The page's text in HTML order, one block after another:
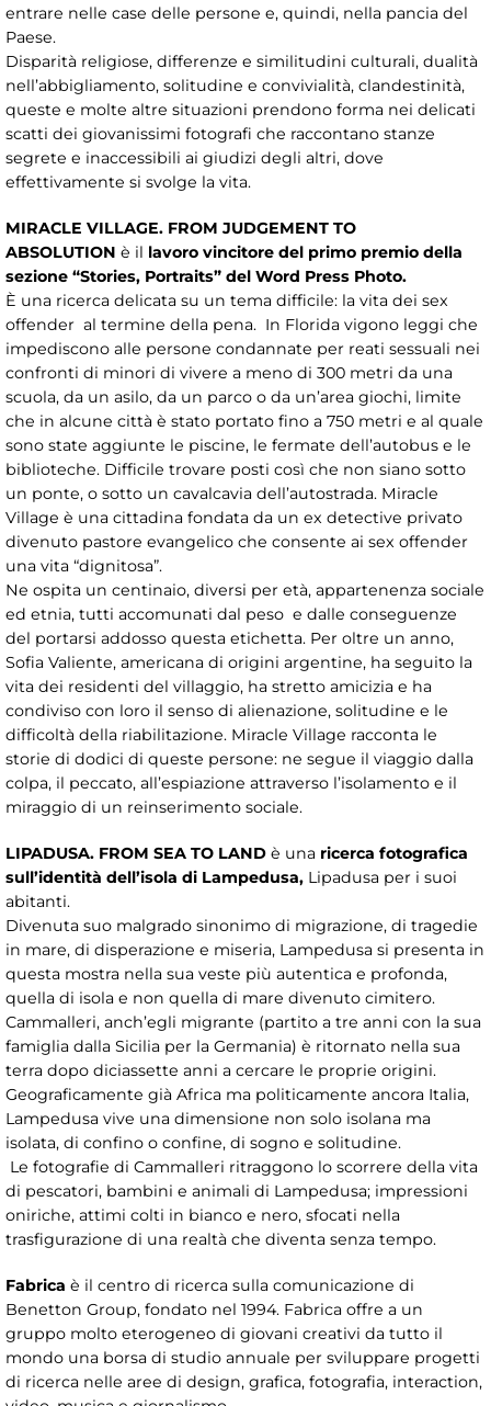
entrare nelle case delle persone e, quindi, nella pancia del
Paese.
Disparità religiose, differenze e similitudini culturali, dualità
nell’abbigliamento, solitudine e convivialità, clandestinità,
queste e molte altre situazioni prendono forma nei delicati
scatti dei giovanissimi fotografi che raccontano stanze
segrete e inaccessibili ai giudizi degli altri, dove
effettivamente si svolge la vita.
MIRACLE VILLAGE. FROM JUDGEMENT TO
ABSOLUTION è il lavoro vincitore del primo premio della
sezione “Stories, Portraits” del Word Press Photo.
È una ricerca delicata su un tema difficile: la vita dei sex
offender al termine della pena. In Florida vigono leggi che
impediscono alle persone condannate per reati sessuali nei
confronti di minori di vivere a meno di 300 metri da una
scuola, da un asilo, da un parco o da un’area giochi, limite
che in alcune città è stato portato fino a 750 metri e al quale
sono state aggiunte le piscine, le fermate dell’autobus e le
biblioteche. Difficile trovare posti così che non siano sotto
un ponte, o sotto un cavalcavia dell’autostrada. Miracle
Village è una cittadina fondata da un ex detective privato
divenuto pastore evangelico che consente ai sex offender
una vita “dignitosa”.
Ne ospita un centinaio, diversi per età, appartenenza sociale
ed etnia, tutti accomunati dal peso e dalle conseguenze
del portarsi addosso questa etichetta. Per oltre un anno,
Sofia Valiente, americana di origini argentine, ha seguito la
vita dei residenti del villaggio, ha stretto amicizia e ha
condiviso con loro il senso di alienazione, solitudine e le
difficoltà della riabilitazione. Miracle Village racconta le
storie di dodici di queste persone: ne segue il viaggio dalla
colpa, il peccato, all’espiazione attraverso l’isolamento e il
miraggio di un reinserimento sociale.
LIPADUSA. FROM SEA TO LAND è una ricerca fotografica
sull’identità dell’isola di Lampedusa, Lipadusa per i suoi
abitanti.
Divenuta suo malgrado sinonimo di migrazione, di tragedie
in mare, di disperazione e miseria, Lampedusa si presenta in
questa mostra nella sua veste più autentica e profonda,
quella di isola e non quella di mare divenuto cimitero.
Cammalleri, anch’egli migrante (partito a tre anni con la sua
famiglia dalla Sicilia per la Germania) è ritornato nella sua
terra dopo diciassette anni a cercare le proprie origini.
Geograficamente già Africa ma politicamente ancora Italia,
Lampedusa vive una dimensione non solo isolana ma
isolata, di confino o confine, di sogno e solitudine.
Le fotografie di Cammalleri ritraggono lo scorrere della vita
di pescatori, bambini e animali di Lampedusa; impressioni
oniriche, attimi colti in bianco e nero, sfocati nella
trasfigurazione di una realtà che diventa senza tempo.
Fabrica è il centro di ricerca sulla comunicazione di
Benetton Group, fondato nel 1994. Fabrica offre a un
gruppo molto eterogeneo di giovani creativi da tutto il
mondo una borsa di studio annuale per sviluppare progetti
di ricerca nelle aree di design, grafica, fotografia, interaction,